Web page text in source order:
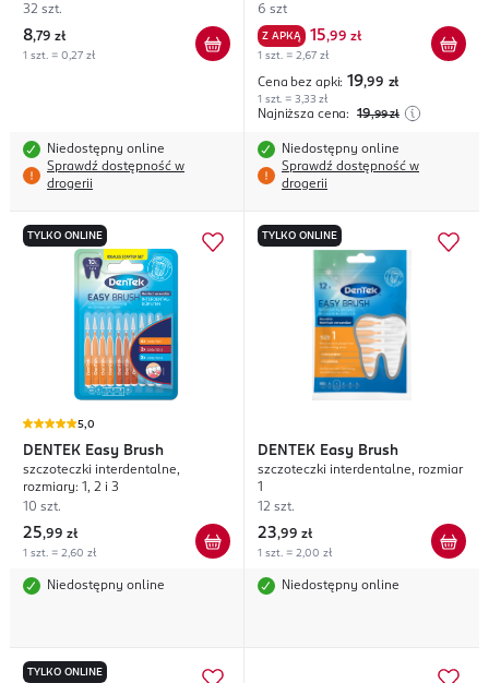
4; 3,5 mm
32 szt.
8,79 zł
1 szt. = 0,27 zł
Niedostępny online
Sprawdź dostępność w
drogerii
6 szt
Z APKĄ 15,99 zł
1 szt. = 2,67 zł
Cena bez apki: 19,99 zł
1 szt. = 3,33 zł
Najniższa cena: 19,99 zł
Niedostępny online
Sprawdź dostępność w
drogerii
TYLKO ONLINE
5,0
DENTEK Easy Brush
szczoteczki interdentalne,
rozmiary: 1, 2 i 3
10 szt.
25,99 zł
1 szt. = 2,60 zł
Niedostępny online
TYLKO ONLINE
DENTEK Easy Brush
szczoteczki interdentalne, rozmiar
1
12 szt.
23,99 zł
1 szt. = 2,00 zł
Niedostępny online
TYLKO ONLINE